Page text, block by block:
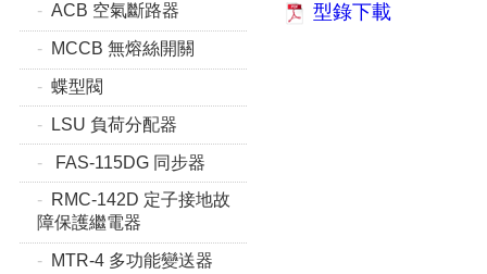
ACB 空氣斷路器
MCCB 無熔絲開關
蝶型閥
LSU 負荷分配器
FAS-115DG 同步器
RMC-142D 定子接地故
障保護繼電器
MTR-4 多功能變送器
型錄下載